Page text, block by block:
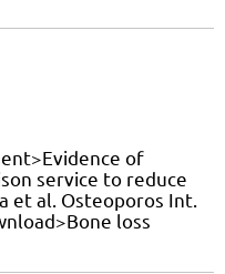
of
service to reduce
et al. Osteoporos Int.
loss